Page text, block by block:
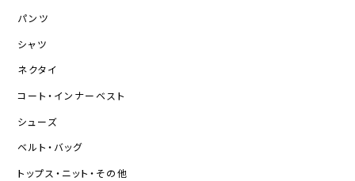
パンツ
シャツ
ネクタイ
コート・インナーベスト
シューズ
ベルト・バッグ
トップス・ニット・その他